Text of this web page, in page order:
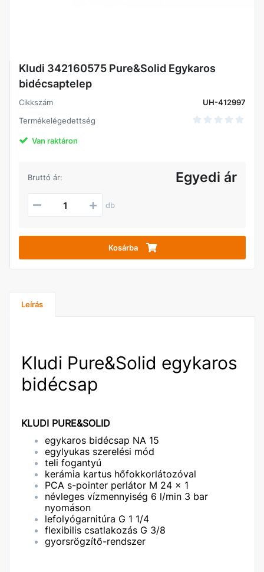
Kludi 342160575 Pure&Solid Egykaros
bidécsaptelep
Cikkszám
UH-412997
Termékelégedettség
Van raktáron
Bruttó ár: Egyedi ár
db
Kosárba
Leírás
Kludi Pure&Solid egykaros
bidécsap
KLUDI PURE&SOLID
egykaros bidécsap NA 15
egylyukas szerelési mód
teli fogantyú
kerámia kartus hőfokkorlátozóval
PCA s-pointer perlátor M 24 x 1
névleges vízmennyiség 6 l/min 3 bar
nyomáson
lefolyógarnitúra G 1 1/4
flexibilis csatlakozás G 3/8
gyorsrögzítő-rendszer